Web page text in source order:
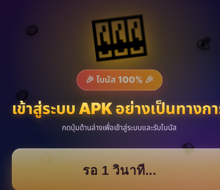
🪙
💰
🪙
💎
🪙
🎰
🎉 โบนัส 100% 🎉
เข้าสู่ระบบ APK อย่างเป็นทางก
กดปุ่มด้านล่างเพื่อเข้าสู่ระบบและรับโบนัส
รอ 1 วินาที...